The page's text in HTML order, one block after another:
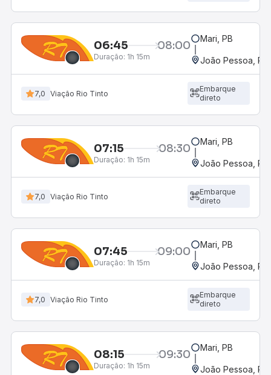
06:45 08:00
Duração: 1h 15m
Mari, PB
João Pessoa,
7,0 Viação Rio Tinto
Embarque
direto
07:15 08:30
Duração: 1h 15m
Mari, PB
João Pessoa,
7,0 Viação Rio Tinto
Embarque
direto
07:45 09:00
Duração: 1h 15m
Mari, PB
João Pessoa,
7,0 Viação Rio Tinto
Embarque
direto
08:15 09:30
Duração: 1h 15m
Mari, PB
João Pessoa,